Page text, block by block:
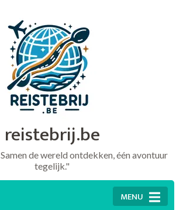
reistebrij.be
de wereld ontdekken, één avontuur
tegelijk."
MENU